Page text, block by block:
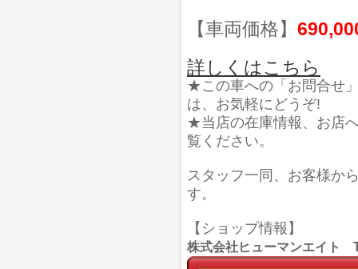
【車両価格】
詳しくはこちら
★この車への「お問合せ
は、お気軽にどうぞ!
★当店の在庫情報、お店
覧ください。
スタッフ一同、お客様か
す。
【ショップ情報】
株式会社ヒューマンエイト